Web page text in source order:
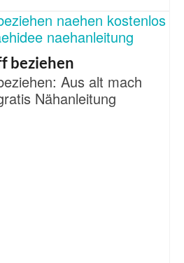
beziehen
Aus alt mach
Nähanleitung